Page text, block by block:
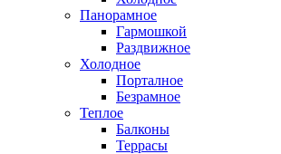
Панорамное
Гармошкой
Раздвижное
Холодное
Порталное
Безрамное
Теплое
Балконы
Террасы